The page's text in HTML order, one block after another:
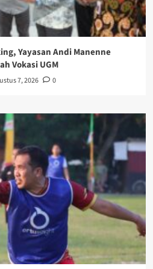
Yayasan Andi Manenne
Vokasi UGM
7, 2026 0